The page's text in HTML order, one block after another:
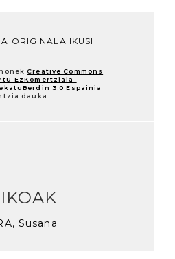
ORIGINALA IKUSI
Creative Commons
EzKomertziala-
3.0 Espainia
dauka.
Susana